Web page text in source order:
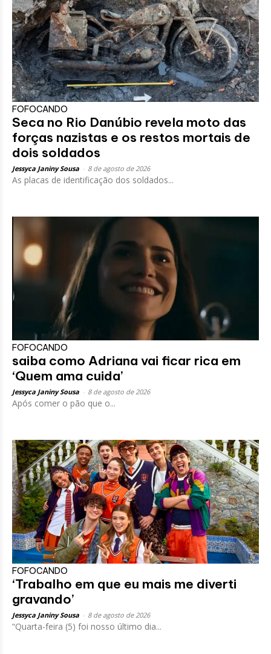
FOFOCANDO
Seca no Rio Danúbio revela moto das
forças nazistas e os restos mortais de
dois soldados
Jessyca Janiny Sousa 8 de agosto de 2026
As placas de identificação dos soldados...
FOFOCANDO
saiba como Adriana vai ficar rica em
‘Quem ama cuida’
Jessyca Janiny Sousa 8 de agosto de 2026
Após comer o pão que o...
FOFOCANDO
‘Trabalho em que eu mais me diverti
gravando’
Jessyca Janiny Sousa 8 de agosto de 2026
“Quarta-feira (5) foi nosso último dia...